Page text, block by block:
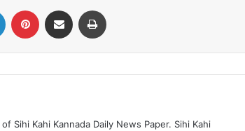
LinkedIn Pinterest Share via Email
Sihi Kahi Kannada Daily News Paper. Sihi Kahi